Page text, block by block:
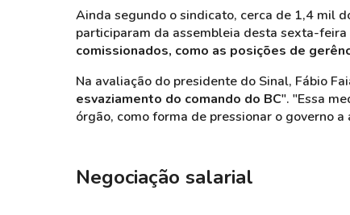
Ainda segundo o sindicato, cerca de 1,4 mil
participaram da assembleia desta sexta-
comissionados, como as posições de
Na avaliação do presidente do Sinal, Fábio
esvaziamento do comando do BC". "Essa
órgão, como forma de pressionar o governo
Negociação salarial